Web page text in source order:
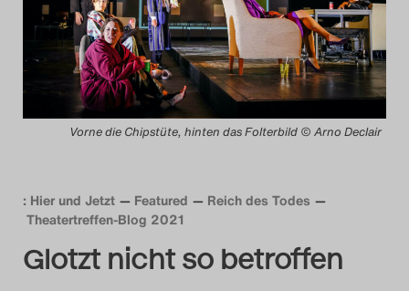
Das Theatertreffen-Blog
2014
Das Theatertreffen-Blog
Das Theatertreffen-Blog
2016
Vorne die Chipstüte, hinten das Folterbild © Arno Declair
: Hier und Jetzt Featured
Reich des Todes
Theatertreffen-Blog 2021
Glotzt nicht so betroffen